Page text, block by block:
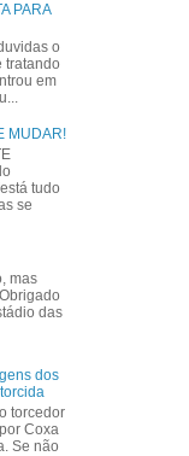
PARA
o
tratando
em
MUDAR!
tudo
se
mas
das
dos
torcedor
Coxa
Se não